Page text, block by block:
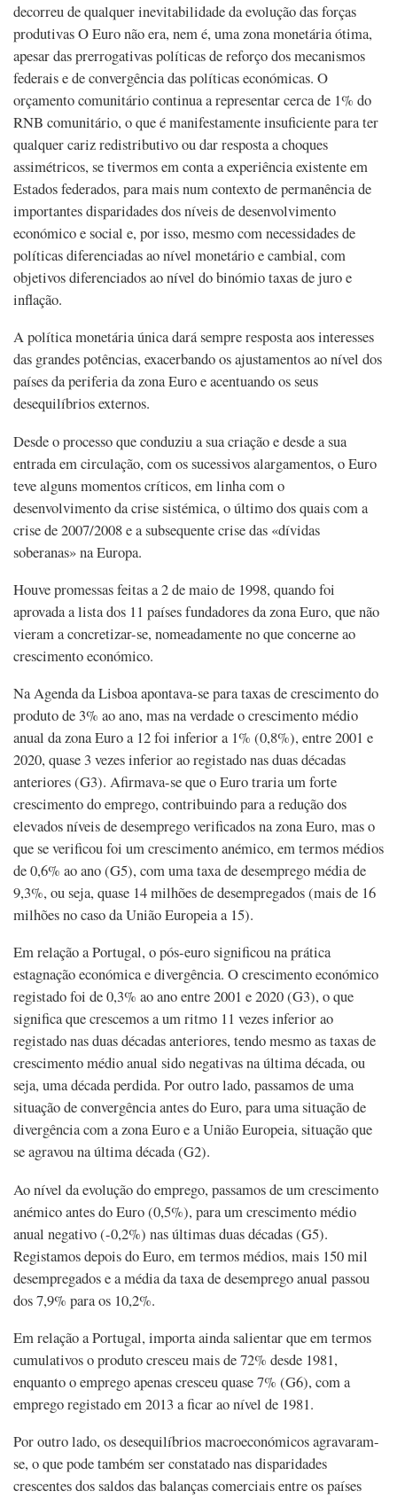
decorreu de qualquer inevitabilidade da evolução das forças
produtivas O Euro não era, nem é, uma zona monetária ótima,
apesar das prerrogativas políticas de reforço dos mecanismos
federais e de convergência das políticas económicas. O
orçamento comunitário continua a representar cerca de 1% do
RNB comunitário, o que é manifestamente insuficiente para ter
qualquer cariz redistributivo ou dar resposta a choques
assimétricos, se tivermos em conta a experiência existente em
Estados federados, para mais num contexto de permanência de
importantes disparidades dos níveis de desenvolvimento
económico e social e, por isso, mesmo com necessidades de
políticas diferenciadas ao nível monetário e cambial, com
objetivos diferenciados ao nível do binómio taxas de juro e
inflação.
A política monetária única dará sempre resposta aos interesses
das grandes potências, exacerbando os ajustamentos ao nível dos
países da periferia da zona Euro e acentuando os seus
desequilíbrios externos.
Desde o processo que conduziu a sua criação e desde a sua
entrada em circulação, com os sucessivos alargamentos, o Euro
teve alguns momentos críticos, em linha com o
desenvolvimento da crise sistémica, o último dos quais com a
crise de 2007/2008 e a subsequente crise das «dívidas
soberanas» na Europa.
Houve promessas feitas a 2 de maio de 1998, quando foi
aprovada a lista dos 11 países fundadores da zona Euro, que não
vieram a concretizar-se, nomeadamente no que concerne ao
crescimento económico.
Na Agenda da Lisboa apontava-se para taxas de crescimento do
produto de 3% ao ano, mas na verdade o crescimento médio
anual da zona Euro a 12 foi inferior a 1% (0,8%), entre 2001 e
2020, quase 3 vezes inferior ao registado nas duas décadas
anteriores (G3). Afirmava-se que o Euro traria um forte
crescimento do emprego, contribuindo para a redução dos
elevados níveis de desemprego verificados na zona Euro, mas o
que se verificou foi um crescimento anémico, em termos médios
de 0,6% ao ano (G5), com uma taxa de desemprego média de
9,3%, ou seja, quase 14 milhões de desempregados (mais de 16
milhões no caso da União Europeia a 15).
Em relação a Portugal, o pós-euro significou na prática
estagnação económica e divergência. O crescimento económico
registado foi de 0,3% ao ano entre 2001 e 2020 (G3), o que
significa que crescemos a um ritmo 11 vezes inferior ao
registado nas duas décadas anteriores, tendo mesmo as taxas de
crescimento médio anual sido negativas na última década, ou
seja, uma década perdida. Por outro lado, passamos de uma
situação de convergência antes do Euro, para uma situação de
divergência com a zona Euro e a União Europeia, situação que
se agravou na última década (G2).
Ao nível da evolução do emprego, passamos de um crescimento
anémico antes do Euro (0,5%), para um crescimento médio
anual negativo (-0,2%) nas últimas duas décadas (G5).
Registamos depois do Euro, em termos médios, mais 150 mil
desempregados e a média da taxa de desemprego anual passou
dos 7,9% para os 10,2%.
Em relação a Portugal, importa ainda salientar que em termos
cumulativos o produto cresceu mais de 72% desde 1981,
enquanto o emprego apenas cresceu quase 7% (G6), com a
emprego registado em 2013 a ficar ao nível de 1981.
Por outro lado, os desequilíbrios macroeconómicos agravaram-
se, o que pode também ser constatado nas disparidades
crescentes dos saldos das balanças comerciais entre os países